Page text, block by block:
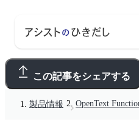
この記事をシェアする
製品情報 OpenText